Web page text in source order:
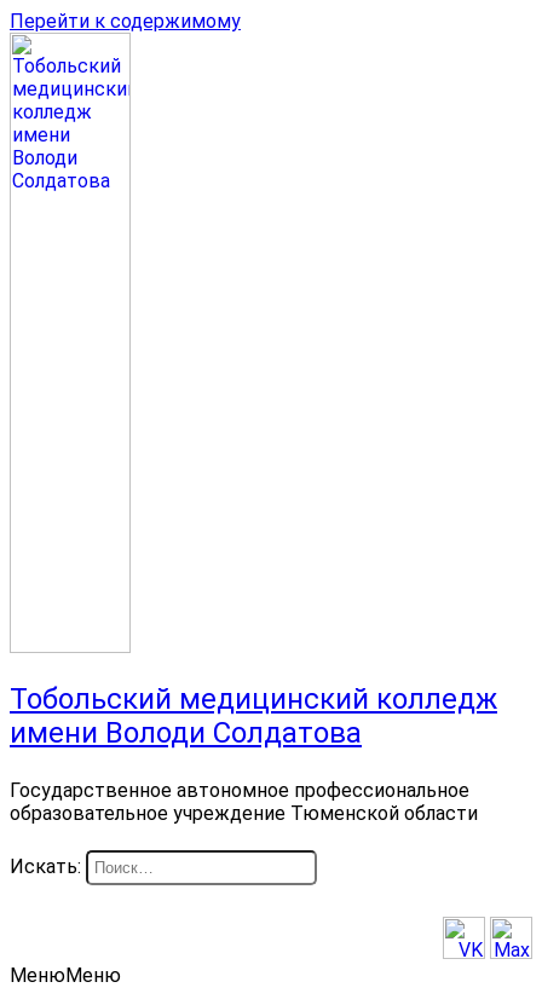
Перейти к содержимому
Тобольский медицинский колледж
имени Володи Солдатова
Государственное автономное профессиональное
образовательное учреждение Тюменской области
Искать:
МенюМеню